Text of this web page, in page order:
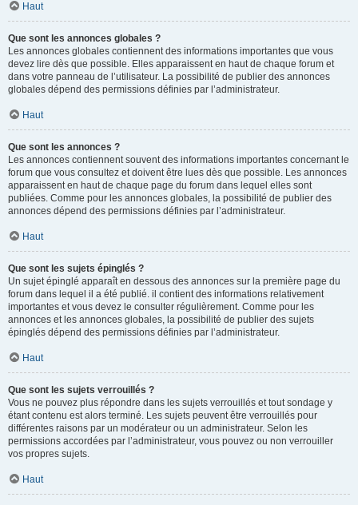
Haut
Que sont les annonces globales ?
Les annonces globales contiennent des informations importantes que vous
devez lire dès que possible. Elles apparaissent en haut de chaque forum et
dans votre panneau de l’utilisateur. La possibilité de publier des annonces
globales dépend des permissions définies par l’administrateur.
Haut
Que sont les annonces ?
Les annonces contiennent souvent des informations importantes concernant le
forum que vous consultez et doivent être lues dès que possible. Les annonces
apparaissent en haut de chaque page du forum dans lequel elles sont
publiées. Comme pour les annonces globales, la possibilité de publier des
annonces dépend des permissions définies par l’administrateur.
Haut
Que sont les sujets épinglés ?
Un sujet épinglé apparaît en dessous des annonces sur la première page du
forum dans lequel il a été publié. il contient des informations relativement
importantes et vous devez le consulter régulièrement. Comme pour les
annonces et les annonces globales, la possibilité de publier des sujets
épinglés dépend des permissions définies par l’administrateur.
Haut
Que sont les sujets verrouillés ?
Vous ne pouvez plus répondre dans les sujets verrouillés et tout sondage y
étant contenu est alors terminé. Les sujets peuvent être verrouillés pour
différentes raisons par un modérateur ou un administrateur. Selon les
permissions accordées par l’administrateur, vous pouvez ou non verrouiller
vos propres sujets.
Haut